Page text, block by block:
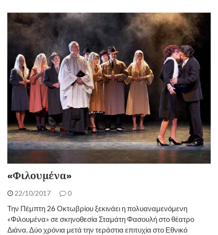
«Φιλουμένα»
22/10/2017 0
Την Πέμπτη 26 Οκτωβρίου ξεκινάει η πολυαναμενόμενη
«Φιλουμένα» σε σκηνοθεσία Σταμάτη Φασουλή στο θέατρο
Διάνα. Δύο χρόνια μετά την τεράστια επιτυχία στο Εθνικό